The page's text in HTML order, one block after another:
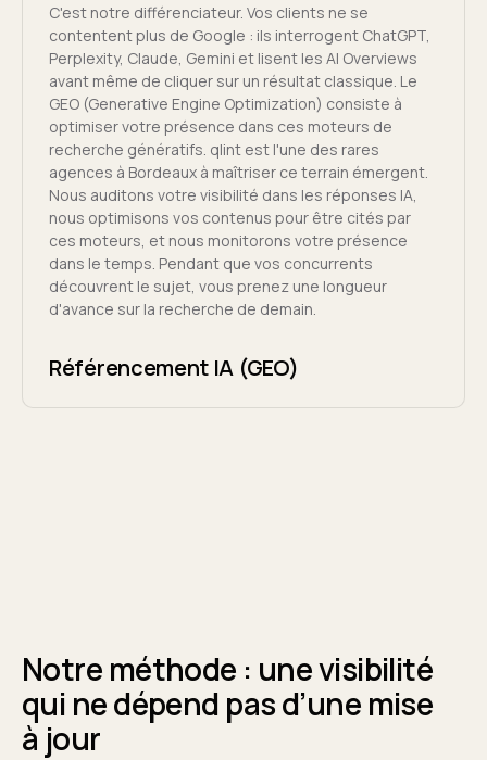
C'est notre différenciateur. Vos clients ne se
contentent plus de Google : ils interrogent ChatGPT,
Perplexity, Claude, Gemini et lisent les AI Overviews
avant même de cliquer sur un résultat classique. Le
GEO (Generative Engine Optimization) consiste à
optimiser votre présence dans ces moteurs de
recherche génératifs. qlint est l'une des rares
agences à Bordeaux à maîtriser ce terrain émergent.
Nous auditons votre visibilité dans les réponses IA,
nous optimisons vos contenus pour être cités par
ces moteurs, et nous monitorons votre présence
dans le temps. Pendant que vos concurrents
découvrent le sujet, vous prenez une longueur
d'avance sur la recherche de demain.
Référencement IA (GEO)
Notre méthode : une visibilité
qui ne dépend pas d’une mise
à jour